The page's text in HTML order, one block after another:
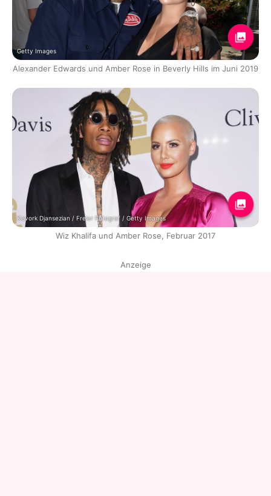
Getty Images
Alexander Edwards und Amber Rose in Beverly Hills im Juni 2019
Kevork Djansezian / Freier Fotograf / Getty Images
Wiz Khalifa und Amber Rose, Februar 2017
Anzeige